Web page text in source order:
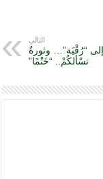
التالي
“رُقْيَة”… وثورةٌ
تسْألكُمْ.. “خَتْمًا”